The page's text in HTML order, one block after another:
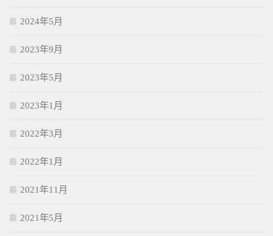
2024年5月
2023年9月
2023年5月
2023年1月
2022年3月
2022年1月
2021年11月
2021年5月